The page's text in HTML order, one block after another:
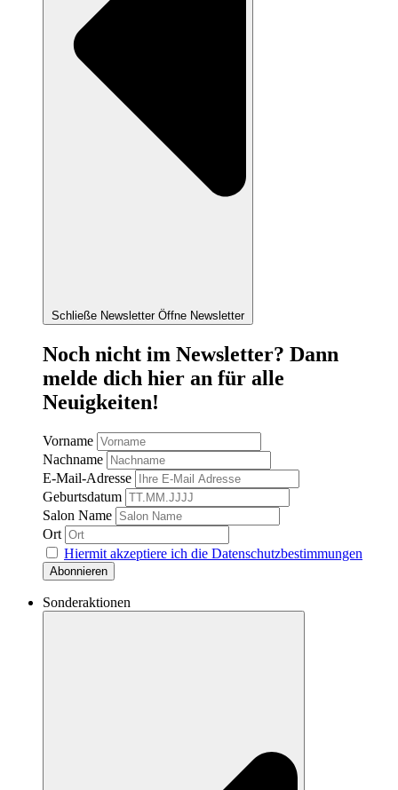
Schließe Newsletter Öffne Newsletter
Noch nicht im Newsletter? Dann
melde dich hier an für alle
Neuigkeiten!
Vorname
Nachname
E-Mail-Adresse
Geburtsdatum
Salon Name
Ort
Hiermit akzeptiere ich die Datenschutzbestimmungen
Sonderaktionen